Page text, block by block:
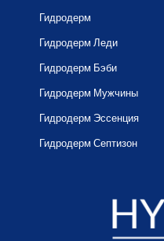
Гидродерм
Гидродерм Леди
Гидродерм Бэби
Гидродерм Мужчины
Гидродерм Эссенция
Гидродерм Септизон